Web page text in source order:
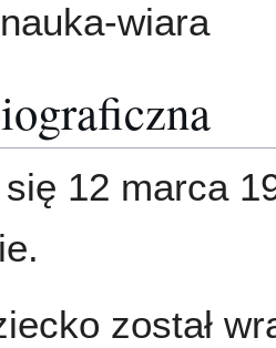
wiara
się 12 marca
został